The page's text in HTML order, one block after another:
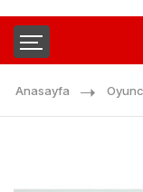
Anasayfa